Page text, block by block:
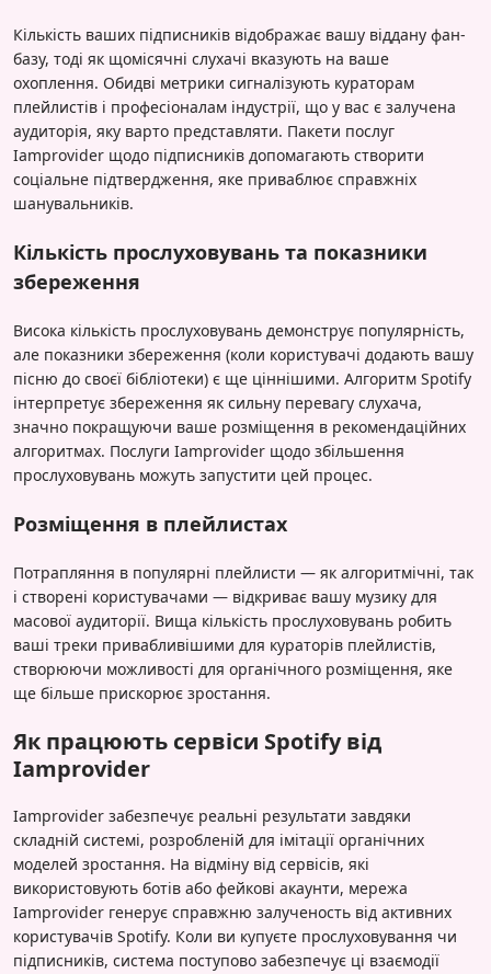
Кількість ваших підписників відображає вашу віддану фан-
базу, тоді як щомісячні слухачі вказують на ваше
охоплення. Обидві метрики сигналізують кураторам
плейлистів і професіоналам індустрії, що у вас є залучена
аудиторія, яку варто представляти. Пакети послуг
Iamprovider щодо підписників допомагають створити
соціальне підтвердження, яке приваблює справжніх
шанувальників.
Кількість прослуховувань та показники
збереження
Висока кількість прослуховувань демонструє популярність,
але показники збереження (коли користувачі додають вашу
пісню до своєї бібліотеки) є ще ціннішими. Алгоритм Spotify
інтерпретує збереження як сильну перевагу слухача,
значно покращуючи ваше розміщення в рекомендаційних
алгоритмах. Послуги Iamprovider щодо збільшення
прослуховувань можуть запустити цей процес.
Розміщення в плейлистах
Потрапляння в популярні плейлисти — як алгоритмічні, так
і створені користувачами — відкриває вашу музику для
масової аудиторії. Вища кількість прослуховувань робить
ваші треки привабливішими для кураторів плейлистів,
створюючи можливості для органічного розміщення, яке
ще більше прискорює зростання.
Як працюють сервіси Spotify від
Iamprovider
Iamprovider забезпечує реальні результати завдяки
складній системі, розробленій для імітації органічних
моделей зростання. На відміну від сервісів, які
використовують ботів або фейкові акаунти, мережа
Iamprovider генерує справжню залученость від активних
користувачів Spotify. Коли ви купуєте прослуховування чи
підписників, система поступово забезпечує ці взаємодії